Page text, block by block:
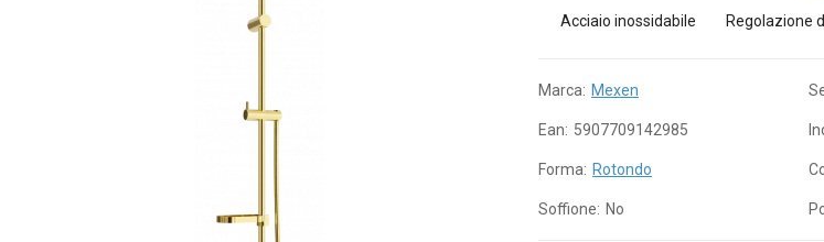
Acciaio inossidabile Regolazione
Marca: Mexen
Ean: 5907709142985
Forma: Rotondo
Soffione: No